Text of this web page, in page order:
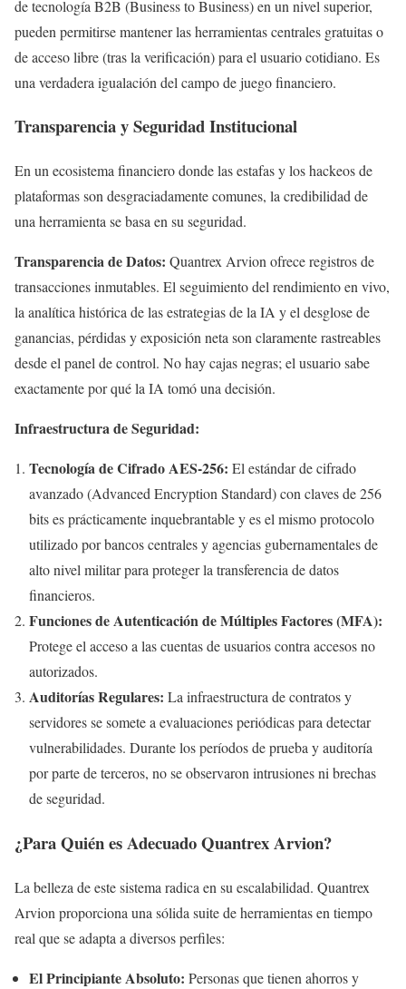
de tecnología B2B (Business to Business) en un nivel superior,
pueden permitirse mantener las herramientas centrales gratuitas o
de acceso libre (tras la verificación) para el usuario cotidiano. Es
una verdadera igualación del campo de juego financiero.
Transparencia y Seguridad Institucional
En un ecosistema financiero donde las estafas y los hackeos de
plataformas son desgraciadamente comunes, la credibilidad de
una herramienta se basa en su seguridad.
Transparencia de Datos: Quantrex Arvion ofrece registros de
transacciones inmutables. El seguimiento del rendimiento en vivo,
la analítica histórica de las estrategias de la IA y el desglose de
ganancias, pérdidas y exposición neta son claramente rastreables
desde el panel de control. No hay cajas negras; el usuario sabe
exactamente por qué la IA tomó una decisión.
Infraestructura de Seguridad:
Tecnología de Cifrado AES-256: El estándar de cifrado
avanzado (Advanced Encryption Standard) con claves de 256
bits es prácticamente inquebrantable y es el mismo protocolo
utilizado por bancos centrales y agencias gubernamentales de
alto nivel militar para proteger la transferencia de datos
financieros.
Funciones de Autenticación de Múltiples Factores (MFA):
Protege el acceso a las cuentas de usuarios contra accesos no
autorizados.
Auditorías Regulares: La infraestructura de contratos y
servidores se somete a evaluaciones periódicas para detectar
vulnerabilidades. Durante los períodos de prueba y auditoría
por parte de terceros, no se observaron intrusiones ni brechas
de seguridad.
¿Para Quién es Adecuado Quantrex Arvion?
La belleza de este sistema radica en su escalabilidad. Quantrex
Arvion proporciona una sólida suite de herramientas en tiempo
real que se adapta a diversos perfiles:
El Principiante Absoluto: Personas que tienen ahorros y